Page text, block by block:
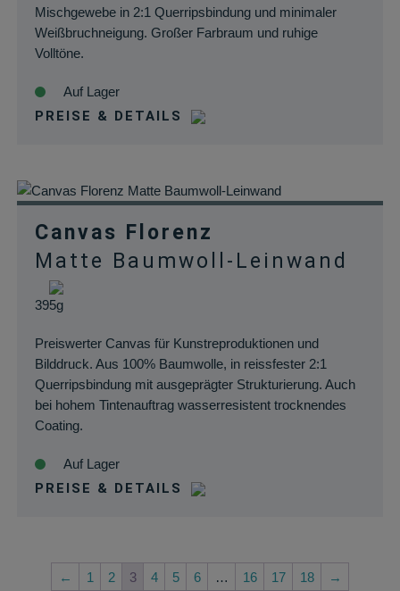
Mischgewebe in 2:1 Querripsbindung und minimaler
Weißbruchneigung. Großer Farbraum und ruhige
Volltöne.
Auf Lager
PREISE & DETAILS
Canvas Florenz
Matte Baumwoll-Leinwand
395g
Preiswerter Canvas für Kunstreproduktionen und
Bilddruck. Aus 100% Baumwolle, in reissfester 2:1
Querripsbindung mit ausgeprägter Strukturierung. Auch
bei hohem Tintenauftrag wasserresistent trocknendes
Coating.
Auf Lager
PREISE & DETAILS
← 1 2 3 4 5 6 … 16 17 18 →